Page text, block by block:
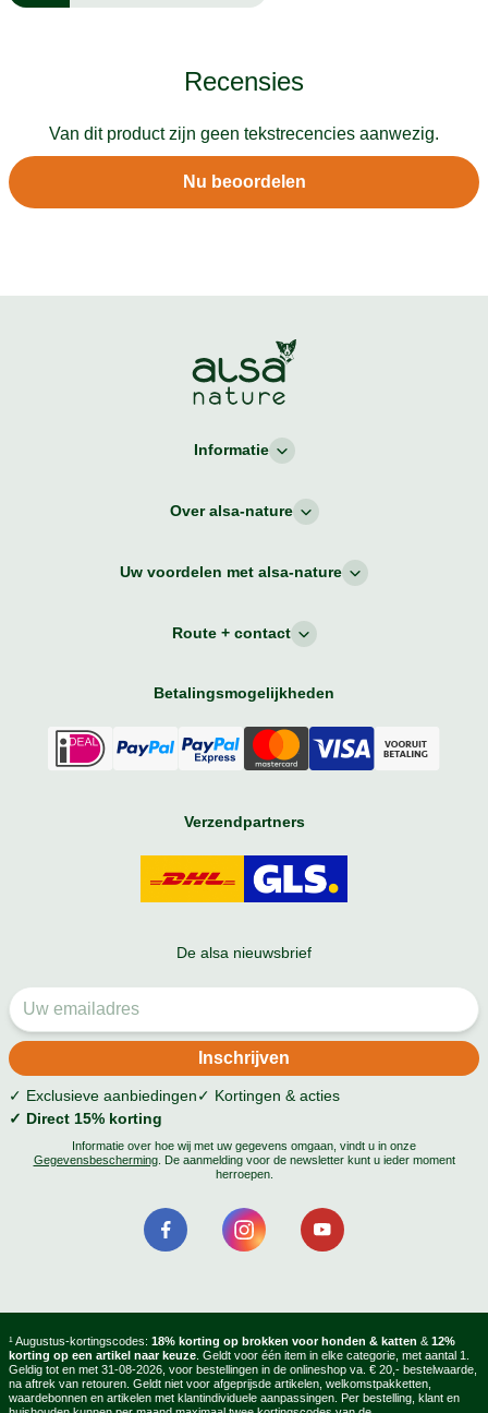
Recensies
Van dit product zijn geen tekstrecencies aanwezig.
Nu beoordelen
Informatie
Over alsa-nature
Uw voordelen met alsa-nature
Route + contact
Betalingsmogelijkheden
Verzendpartners
De alsa nieuwsbrief
✓ Exclusieve aanbiedingen✓ Kortingen & acties
✓ Direct 15% korting
Informatie over hoe wij met uw gegevens omgaan, vindt u in onze
Gegevensbescherming. De aanmelding voor de newsletter kunt u ieder moment
herroepen.
¹ Augustus-kortingscodes: 18% korting op brokken voor honden & katten & 12%
korting op een artikel naar keuze . Geldt voor één item in elke categorie, met aantal 1.
Geldig tot en met 31-08-2026, voor bestellingen in de onlineshop va. € 20,- bestelwaarde,
na aftrek van retouren. Geldt niet voor afgeprijsde artikelen, welkomstpakketten,
waardebonnen en artikelen met klantindividuele aanpassingen. Per bestelling, klant en